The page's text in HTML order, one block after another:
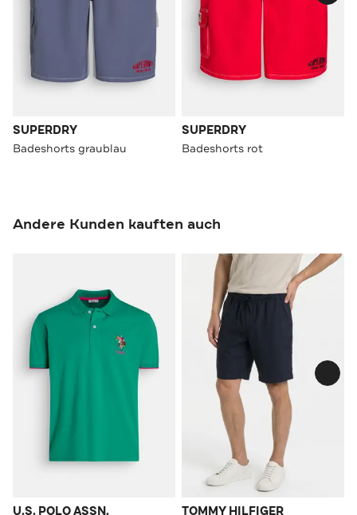
SUPERDRY
Badeshorts graublau
SUPERDRY
Badeshorts rot
Andere Kunden kauften auch
U.S. POLO ASSN. TOMMY HILFIGER